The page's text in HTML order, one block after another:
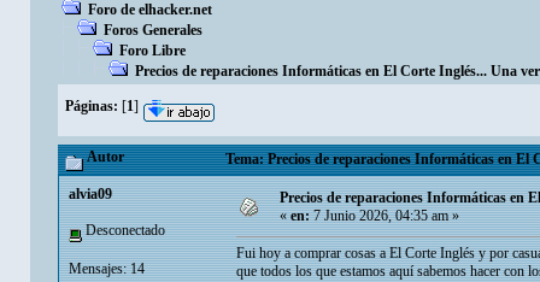
Foro de elhacker.net
Foros Generales
Foro Libre
Precios de reparaciones Informáticas en El Corte Inglés... Una
Páginas: [1]
Autor Tema: Precios de reparaciones Informáticas en El
alvia09
Desconectado
Mensajes: 14
Precios de reparaciones Informáticas en
«en:7 Junio 2026, 04:35 am »
Fui hoy a comprar cosas a El Corte Inglés y por
que todos los que estamos aquí sabemos hacer con